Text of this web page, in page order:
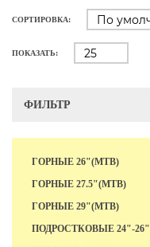
СОРТИРОВКА:
ПОКАЗАТЬ:
ФИЛЬТР
ГОРНЫЕ 26"(MTB)
ГОРНЫЕ 27.5"(MTB)
ГОРНЫЕ 29"(MTB)
ПОДРОСТКОВЫЕ 24"-26"